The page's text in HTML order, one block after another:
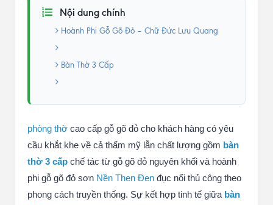
Nội dung chính
Hoành Phi Gỗ Gõ Đỏ – Chữ Đức Lưu Quang
Bàn Thờ 3 Cấp
phòng thờ cao cấp gỗ gõ đỏ cho khách hàng có yêu
cầu khắt khe về cả thẩm mỹ lẫn chất lượng gồm bàn
thờ 3 cấp chế tác từ gỗ gõ đỏ nguyên khối và hoành
phi gỗ gõ đỏ sơn Nền Then Đen đục nổi thủ công theo
phong cách truyền thống. Sự kết hợp tinh tế giữa bàn